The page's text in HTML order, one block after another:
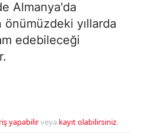
Almanya'da
önümüzdeki yıllarda
edebileceği
yapabilirveya kayıt olabilirsiniz.